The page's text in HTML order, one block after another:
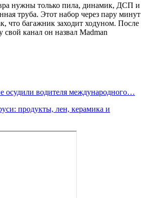
нужны только пила, динамик, ДСП и
труба. Этот набор через пару минут
что багажник заходит ходуном. После
свой канал он назвал Madman
осудили водителя международного…
продукты, лен, керамика и